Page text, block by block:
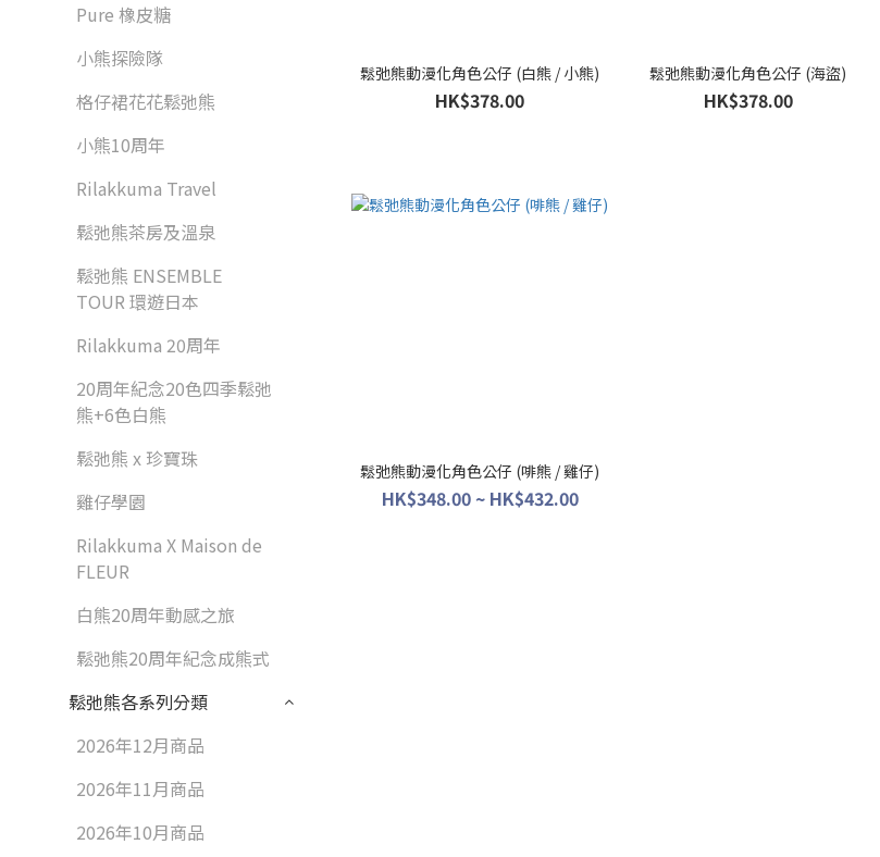
Pure 橡皮糖
小熊探險隊
格仔裙花花鬆弛熊
小熊10周年
Rilakkuma Travel
鬆弛熊茶房及溫泉
鬆弛熊 ENSEMBLE
TOUR 環遊日本
Rilakkuma 20周年
20周年紀念20色四季鬆弛
熊+6色白熊
鬆弛熊 x 珍寶珠
雞仔學園
Rilakkuma X Maison de
FLEUR
白熊20周年動感之旅
鬆弛熊20周年紀念成熊式
鬆弛熊各系列分類
2026年12月商品
2026年11月商品
2026年10月商品
鬆弛熊動漫化角色公仔 (白熊 / 小熊)
HK$378.00
鬆弛熊動漫化角色公仔 (海盜)
HK$378.00
鬆弛熊動漫化角色公仔 (啡熊 / 雞仔)
HK$348.00 ~ HK$432.00